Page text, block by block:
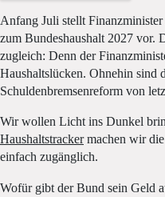
Anfang Juli stellt
zum Bundeshaushalt 2027 vor.
zugleich: Denn der
Haushaltslücken. Ohnehin sind
Schuldenbremsenreform von
Wir wollen Licht ins Dunkel
Haushaltstrackermachen wir die
einfach zugänglich.
Wofür gibt der Bund sein Geld